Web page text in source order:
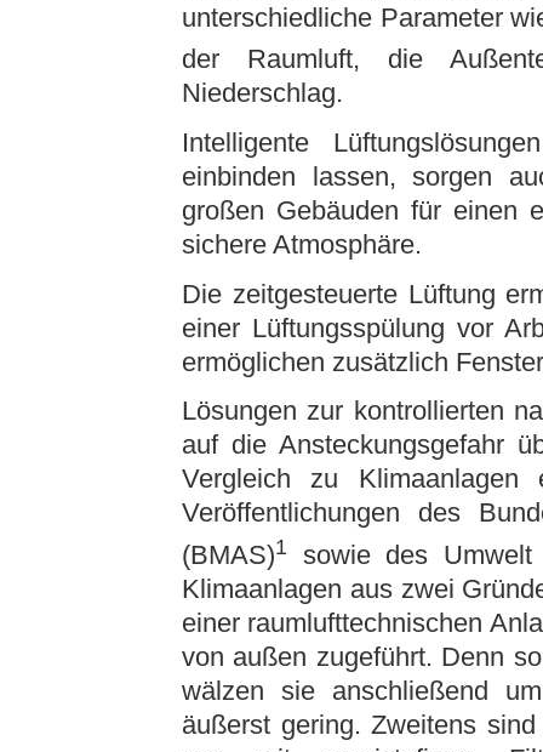
unterschiedliche Parameter
der Raumluft, die
Niederschlag.
Intelligente
einbinden lassen, sorgen
großen Gebäuden für einen
sichere Atmosphäre.
Die zeitgesteuerte Lüftung
einer Lüftungsspülung vor
ermöglichen zusätzlich
Lösungen zur kontrollierten
auf die Ansteckungsgefahr
Vergleich zu Klimaanlagen
Veröffentlichungen des
(BMAS)1
sowie des Umwelt
Klimaanlagen aus zwei
einer raumlufttechnischen
von außen zugeführt. Denn
wälzen sie anschließend
äußerst gering. Zweitens